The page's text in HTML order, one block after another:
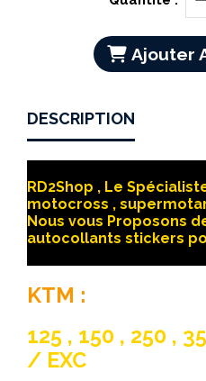
Ajouter
DESCRIPTION
RD2Shop , Le
motocross ,
Nous vous Proposons
autocollants stickers
KTM :
125 , 150 , 250 ,
/ EXC